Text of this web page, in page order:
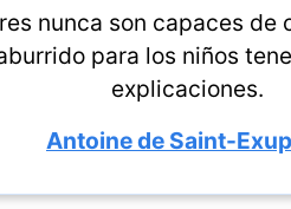
nunca son capaces de
para los niños
explicaciones.
Antoine de Saint-